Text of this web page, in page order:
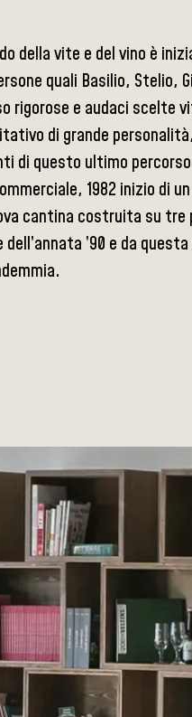
della vite e del vino è
quali Basilio, Stelio,
rigorose e audaci scelte
di grande
di questo ultimo
1982 inizio di
cantina costruita su
’90 e da